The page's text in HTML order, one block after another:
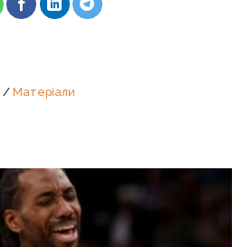
/ Матеріали